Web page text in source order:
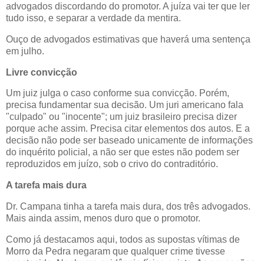
advogados discordando do promotor. A juíza vai ter que ler
tudo isso, e separar a verdade da mentira.
Ouço de advogados estimativas que haverá uma sentença
em julho.
Livre convicção
Um juiz julga o caso conforme sua convicção. Porém,
precisa fundamentar sua decisão. Um juri americano fala
"culpado" ou "inocente"; um juiz brasileiro precisa dizer
porque ache assim. Precisa citar elementos dos autos. E a
decisão não pode ser baseado unicamente de informações
do inquérito policial, a não ser que estes não podem ser
reproduzidos em juízo, sob o crivo do contraditório.
A tarefa mais dura
Dr. Campana tinha a tarefa mais dura, dos três advogados.
Mais ainda assim, menos duro que o promotor.
Como já destacamos aqui, todos as supostas vítimas de
Morro da Pedra negaram que qualquer crime tivesse